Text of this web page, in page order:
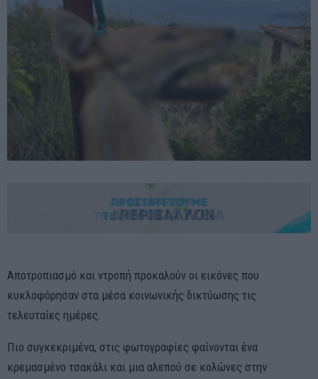
Αποτροπιασμό και ντροπή προκαλούν οι εικόνες που
κυκλοφόρησαν στα μέσα κοινωνικής δικτύωσης τις
τελευταίες ημέρες.
Πιο συγκεκριμένα, στις φωτογραφίες φαίνονται ένα
κρεμασμένο τσακάλι και μια αλεπού σε κολώνες στην